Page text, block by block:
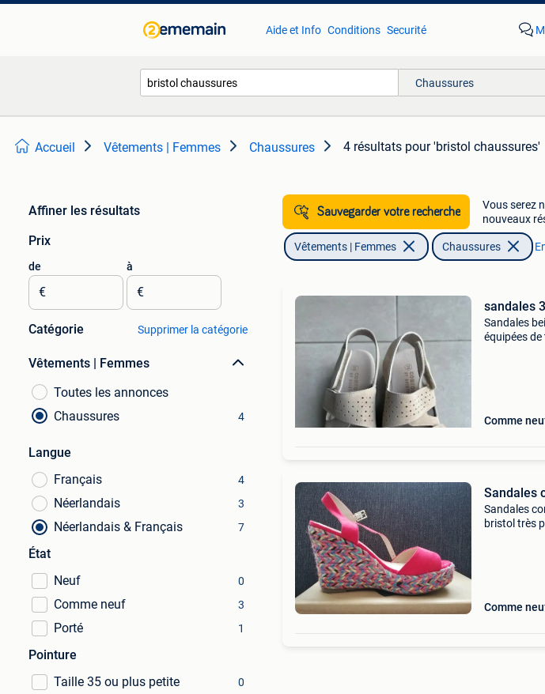
Aide et Info Conditions Securité
Chaussures
Accueil Vêtements | Femmes Chaussures 4 résultats pour 'bristol chaussures'
Affiner les résultats
Prix
de
€
à
€
Catégorie Supprimer la catégorie
Vêtements | Femmes
Toutes les annonces
Chaussures
4
Langue
Français
4
Néerlandais 3
Néerlandais & Français 7
État
Neuf
0
Comme neuf 3
Porté 1
Pointure
Taille 35 ou plus petite
0
Sauvegarder votre recherche
Vous serez
nouveaux
Vêtements | Femmes Chaussures
sandales
Sandales
équipées
Comme
Sandales
Sandales
bristol très
Comme